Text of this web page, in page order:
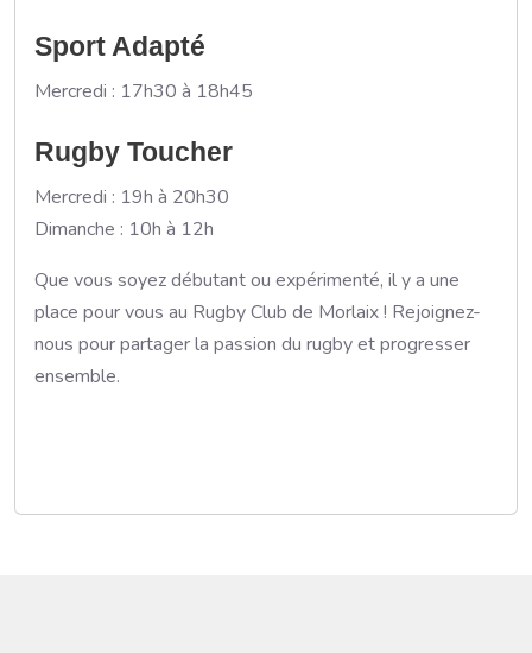
Sport Adapté
Mercredi : 17h30 à 18h45
Rugby Toucher
Mercredi : 19h à 20h30
Dimanche : 10h à 12h
Que vous soyez débutant ou expérimenté, il y a une
place pour vous au Rugby Club de Morlaix ! Rejoignez-
nous pour partager la passion du rugby et progresser
ensemble.